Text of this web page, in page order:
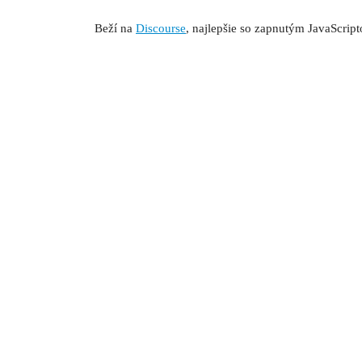
Beží na Discourse, najlepšie so zapnutým